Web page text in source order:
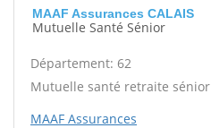
MAAF Assurances CALAIS
Mutuelle Santé Sénior
Département: 62
Mutuelle santé retraite sénior
MAAF Assurances